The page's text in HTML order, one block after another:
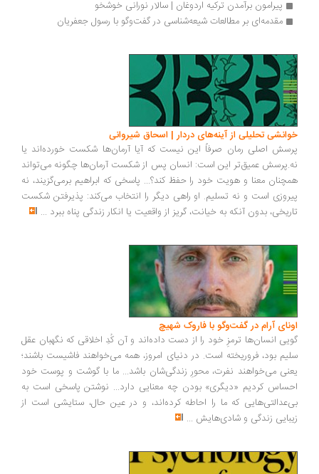
پیرامون برآمدن ترکیه اردوغان | سالار نورانی خوشخو
مقدمه‌ای بر مطالعات شیعه‌شناسی در گفت‌وگو با رسول جعفریان
تحلیلی از آینه‌های دردار | اسحاق شیروانی
اصلی رمان صرفاً این نیست که آیا آرمان‌ها شکست خورده‌اند یا
عمیق‌تر این است: انسان پس از شکست آرمان‌ها چگونه می‌تواند
معنا و هویت خود را حفظ کند؟... پاسخی که ابراهیم برمی‌گزیند، نه
است و نه تسلیم. او راهی دیگر را انتخاب می‌کند: پذیرفتن شکست
بدون آنکه به خیانت، گریز از واقعیت یا انکار زندگی پناه ببرد...
آرام در گفت‌وگو با فاروک شهیچ‭
انسان‌ها ترمزِ خود را از دست داده‌اند و آن کُدِ اخلاقی که نگهبان عقل
بود، فروریخته است. در دنیای امروز، همه می‌خواهند فاشیست باشند؛
می‌خواهند نفرت، محورِ زندگی‌شان باشد... ما با گوشت و پوست خود
کردیم «دیگری» بودن چه معنایی دارد... نوشتن پاسخی است به
که ما را احاطه کرده‌اند، و در عین حال، ستایشی است از
زندگی و شادی‌هایش...